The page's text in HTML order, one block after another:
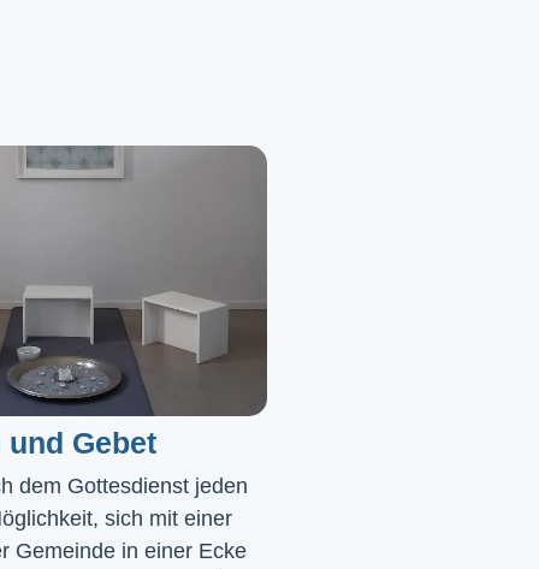
und Gebet
dem Gottesdienst jeden
sich mit einer
Gemeinde in einer Ecke